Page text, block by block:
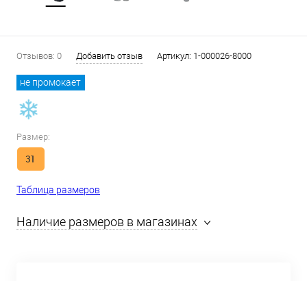
Отзывов: 0 Добавить отзыв Артикул: 1-000026-8000
не промокает
Размер:
31
Таблица размеров
Наличие размеров в магазинах